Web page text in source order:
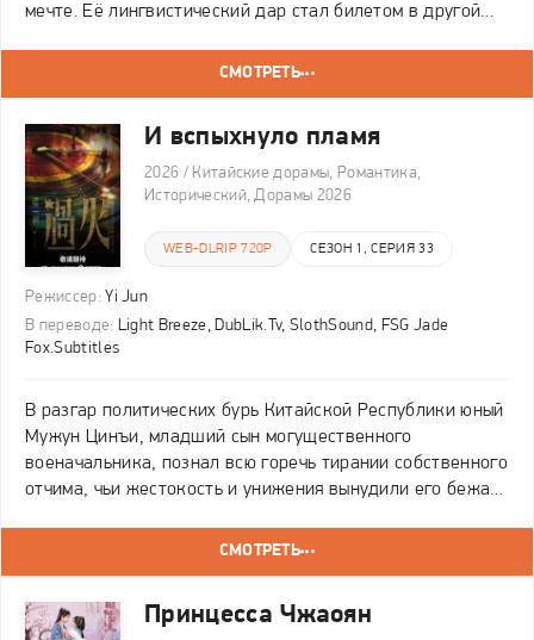
мечте. Её лингвистический дар стал билетом в другой
школьной постановке «Русалочки». Однако этот
СМОТРЕТЬ
И вспыхнуло пламя
2026 / Китайские дорамы, Романтика,
Исторический, Дорамы 2026
WEB-DLRIP 720P СЕЗОН 1, СЕРИЯ 33
Режиссер: Yi Jun
В переводе: Light Breeze, DubLik.Tv, SlothSound, FSG Jade
Fox.Subtitles
В разгар политических бурь Китайской Республики юный
Мужун Цинъи, младший сын могущественного
военачальника, познал всю горечь тирании собственного
отчима, чьи жестокость и унижения вынудили его бежать
спасительная доброта стала роковой для её
СМОТРЕТЬ
Принцесса Чжаоян